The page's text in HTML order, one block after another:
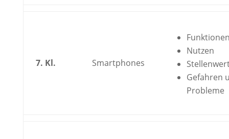
7. Kl. Smartphones
Nutzen
Gefahren
Probleme